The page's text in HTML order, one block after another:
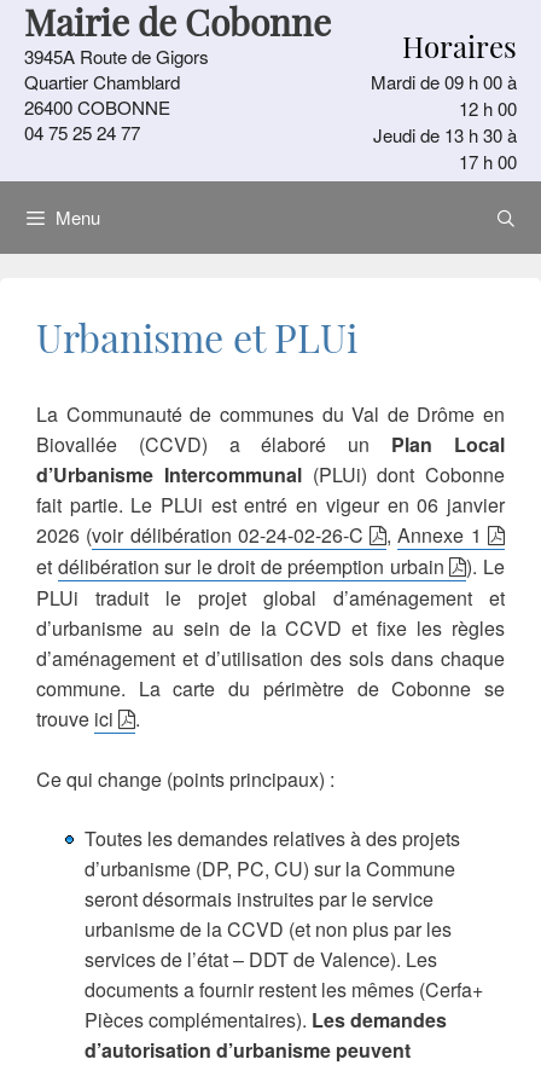
Aller
contenu
Mairie de Cobonne
3945A Route de Gigors
Quartier Chamblard
26400 COBONNE
04 75 25 24 77
Horaires
Mardi de 09 h 00 à
12 h 00
Jeudi de 13 h 30 à
17 h 00
Menu
Urbanisme et PLUi
La Communauté de communes du Val de Drôme en
Biovallée (CCVD) a élaboré un Plan Local
d’Urbanisme Intercommunal(PLUi) dont Cobonne
fait partie. Le PLUi est entré en vigeur en 06 janvier
2026 (voir délibération 02-24-02-26-C ,Annexe 1
et délibération sur le droit de préemption urbain
). Le
PLUi traduit le projet global d’aménagement et
d’urbanisme au sein de la CCVD et fixe les règles
d’aménagement et d’utilisation des sols dans chaque
commune. La carte du périmètre de Cobonne se
trouve ici .
Ce qui change (points principaux) :
Toutes les demandes relatives à des projets
d’urbanisme (DP, PC, CU) sur la Commune
seront désormais instruites par le service
urbanisme de la CCVD (et non plus par les
services de l’état – DDT de Valence). Les
documents a fournir restent les mêmes (Cerfa+
Pièces complémentaires). Les demandes
d’autorisation d’urbanisme peuvent